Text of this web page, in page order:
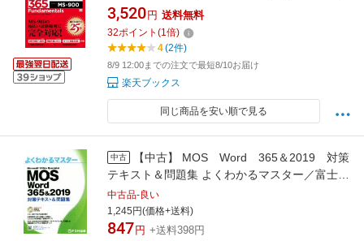
3,520 円 送料無料
32ポイント (1倍)
4(2件)
8/9 12:00までの注文で最短8/10お届け
楽天ブックス
同じ商品を安い順で見る
中古
【中古】 MOS Word 365＆2019 対策
テキスト＆問題集 よくわかるマスター／富士通
エフ・オー・エム(著者)
中古品-良い
1,245円(価格+送料)
847 円 +送料398円